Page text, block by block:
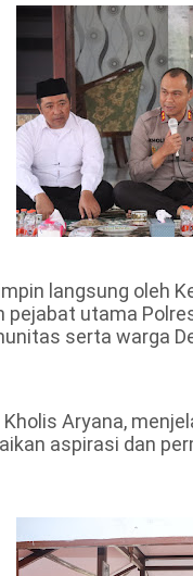
langsung oleh
pejabat utama
serta warga
Kholis Aryana,
aspirasi dan